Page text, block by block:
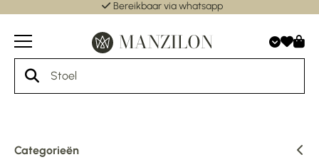
Bereikbaar via whatsapp
Categorieën